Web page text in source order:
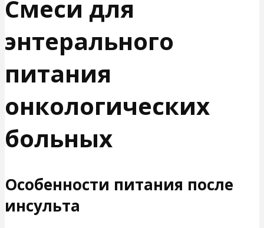
Смеси для
энтерального
питания
онкологических
больных
Особенности питания после
инсульта